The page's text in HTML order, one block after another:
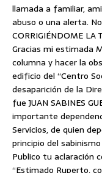
llamada a familiar,
abuso o una alerta.
CORRIGIÉNDOME LA
Gracias mi estimada
columna y hacer la
edificio del “Centro
desaparición de la
fue JUAN SABINES
importante
Servicios, de quien
principio del sabinismo
Publico tu aclaración
“Estimado Ruperto,